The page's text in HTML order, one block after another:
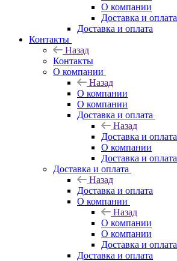
О компании
Доставка и оплата
Доставка и оплата
Контакты
Назад
Контакты
О компании
Назад
О компании
О компании
Доставка и оплата
Назад
Доставка и оплата
О компании
Доставка и оплата
Доставка и оплата
Назад
Доставка и оплата
О компании
Назад
О компании
О компании
Доставка и оплата
Доставка и оплата